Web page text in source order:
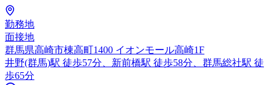
勤務地
面接地
群馬県高崎市棟高町1400 イオンモール高崎1F
井野(群馬)駅 徒歩57分、新前橋駅 徒歩58分、群馬総社駅 徒
歩65分